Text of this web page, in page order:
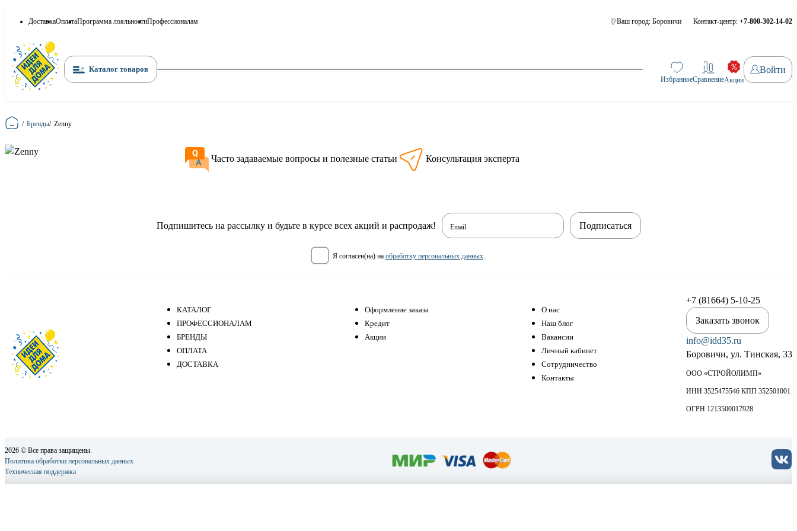
ДоставкаОплатаПрограмма лояльностиПрофессионалам Ваш город: Боровичи Контакт-центр: +7-800-302-14-02
Каталог товаров
ИзбранноеСравнениеАкции
Войти
Главная
/ Бренды/ Zenny
Часто задаваемые вопросы и полезные статьи Консультация эксперта
Подпишитесь на рассылку и будьте в курсе всех акций и распродаж! Email
я согласен(на) на обработку персональных данных.
Подписаться
КАТАЛОГ
ПРОФЕССИОНАЛАМ
БРЕНДЫ
ОПЛАТА
ДОСТАВКА
Оформление заказа
Кредит
Акции
О нас
Наш блог
Вакансии
Личный кабинет
Сотрудничество
Контакты
+7 (81664) 5-10-25
Заказать звонок
info@idd35.ru
Боровичи, ул. Тинская, 33
ООО «СТРОЙОЛИМП»
ИНН 3525475546 КПП 352501001
ОГРН 1213500017928
2026 © Все права защищены.
Политика обработки персональных данных
Техническая поддержка